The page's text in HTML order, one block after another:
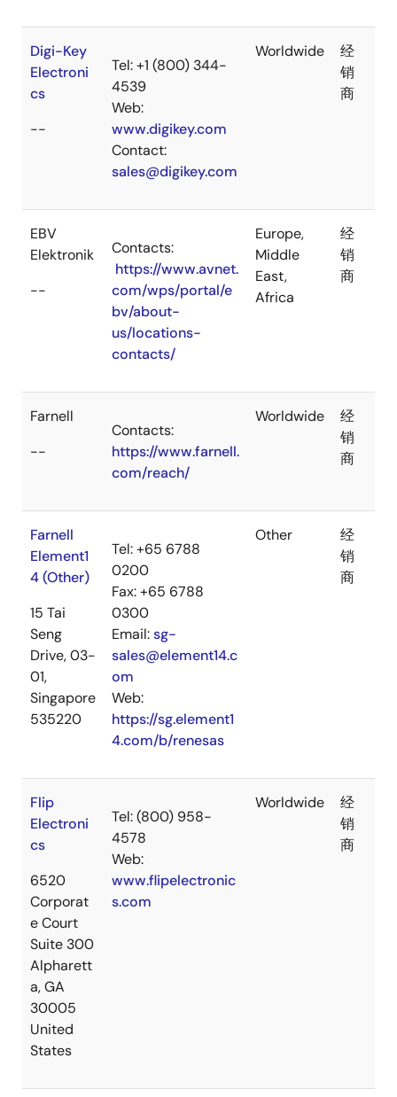
Digi-Key
Electroni
cs
--
Tel: +1 (800) 344-
4539
Web:
www.digikey.com
Contact:
sales@digikey.com
Worldwide
经
销
商
EBV
Elektronik
--
Contacts:
https://www.avnet.
com/wps/portal/e
bv/about-
us/locations-
contacts/
Europe,
Middle
East,
Africa
经
销
商
Farnell
--
Contacts:
https://www.farnell.
com/reach/
Worldwide
经
销
商
Farnell
Element1
4 (Other)
15 Tai
Seng
Drive, 03-
01,
Singapore
535220
Tel: +65 6788
0200
Fax: +65 6788
0300
Email:sg-
sales@element14.c
om
Web:
https://sg.element1
4.com/b/renesas
Other
经
销
商
Flip
Electroni
cs
6520
Corporat
e Court
Suite 300
Alpharett
a, GA
30005
United
States
Tel: (800) 958-
4578
Web:
www.flipelectronic
s.com
Worldwide
经
销
商